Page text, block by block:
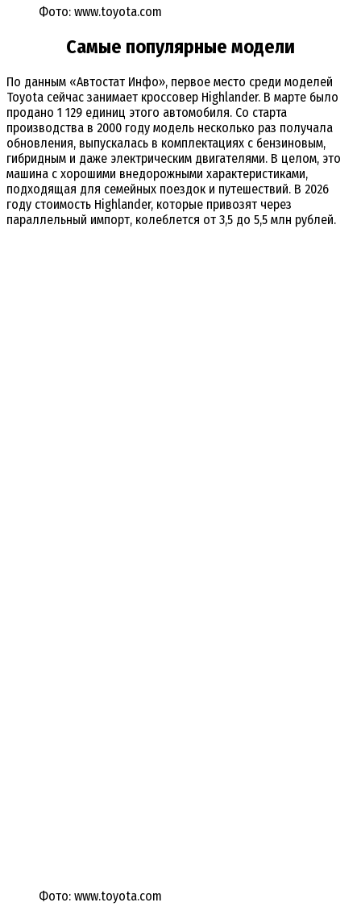
Фото: www.toyota.com
Самые популярные модели
По данным «Автостат Инфо», первое место среди моделей
Toyota сейчас занимает кроссовер Highlander. В марте было
продано 1 129 единиц этого автомобиля. Со старта
производства в 2000 году модель несколько раз получала
обновления, выпускалась в комплектациях с бензиновым,
гибридным и даже электрическим двигателями. В целом, это
машина с хорошими внедорожными характеристиками,
подходящая для семейных поездок и путешествий. В 2026
году стоимость Highlander, которые привозят через
параллельный импорт, колеблется от 3,5 до 5,5 млн рублей.
Фото: www.toyota.com